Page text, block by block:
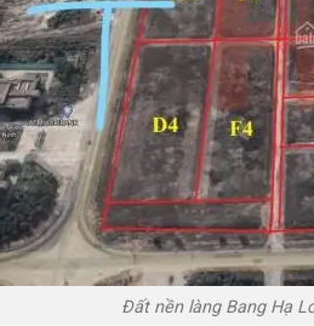
Đất nền làng Bang Hạ